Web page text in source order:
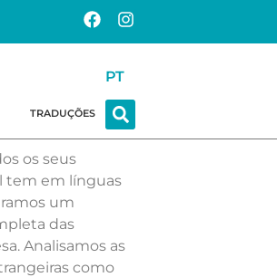
PT
TRADUÇÕES
os seus
tem em línguas
um
das
Analisamos as
como